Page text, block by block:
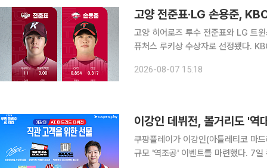
고양 전준표·LG 손용준,
고양 히어로즈 투수 전준표와 LG 트
퓨처스 루키상 수상자로 선정됐다. KBO는 7월 메디힐 퓨처스 루키상 투수 부문 수상자로 대체 선수
2026-08-07 15:18
이강인 데뷔전, 볼거리도 '
쿠팡플레이가 이강인(아틀레티코 마
규모 '역조공' 이벤트를 마련했다. 7일 쿠팡플레이에 따르면 '2026 쿠팡플레이 시리즈' 맨체스터 시